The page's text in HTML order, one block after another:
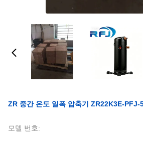
ZR 중간 온도 일폭 압축기 ZR22K3E-PFJ-
모델 번호: